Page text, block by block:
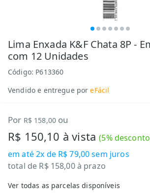
Lima Enxada K&F Chata 8P -
com 12 Unidades
Código: P613360
Vendido e entregue por eFácil
Por R$ 158,00 ou
R$ 150,10 à vista(5%
em até2x de R$ 79,00sem juros
total de R$ 158,00à prazo
Ver todas as parcelas disponíveis